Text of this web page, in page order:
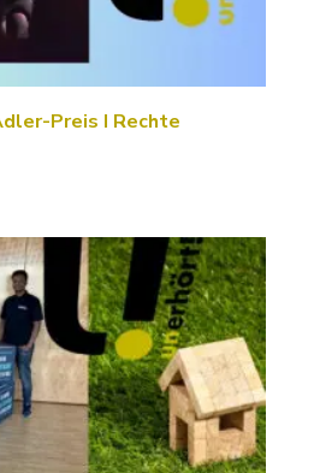
Preis I Rechte